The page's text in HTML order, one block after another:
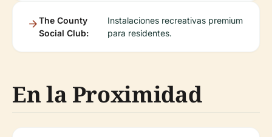
The County
Social Club:
Instalaciones recreativas premium
para residentes.
En la Proximidad